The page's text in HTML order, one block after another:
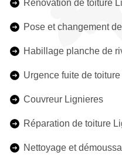
Rénovation de toiture
Pose et changement
Habillage planche de
Urgence fuite de
Couvreur Lignieres
Réparation de toiture
Nettoyage et